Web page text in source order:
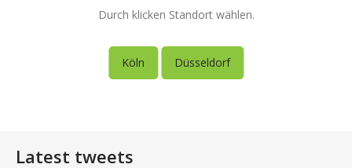
Durch klicken Standort wählen.
Köln Düsseldorf
Latest tweets